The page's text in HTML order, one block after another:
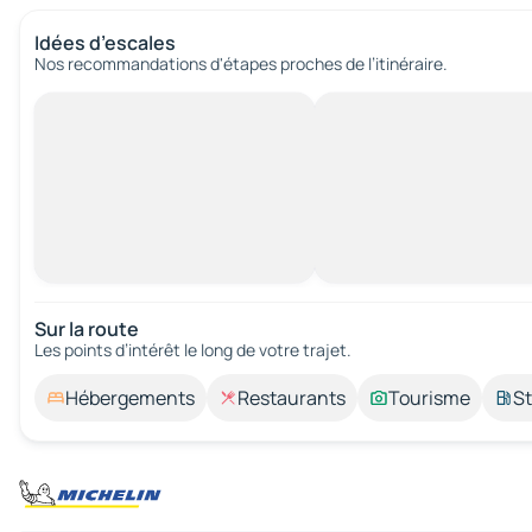
Idées d’escales
Nos recommandations d'étapes proches de l’itinéraire.
Sur la route
Les points d’intérêt le long de votre trajet.
Hébergements Restaurants Tourisme